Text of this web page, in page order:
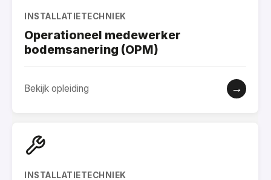
INSTALLATIETECHNIEK
Operationeel medewerker
bodemsanering (OPM)
Bekijk opleiding →
INSTALLATIETECHNIEK